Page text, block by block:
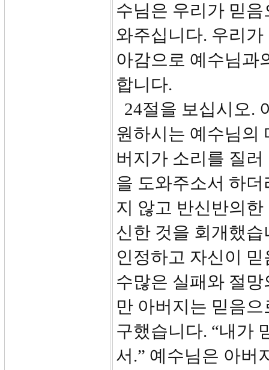
수님은 우리가 믿
와주십니다. 우리
아감으로 예수님과
합니다.
24절을 보십시오.
원하시는 예수님의
버지가 소리를 질
을 도와주소서 하
지 않고 반신반의
신한 것을 회개했
인정하고 자신이
수많은 실패와 절
만 아버지는 믿음
구했습니다. “내가
서.” 예수님은 아버